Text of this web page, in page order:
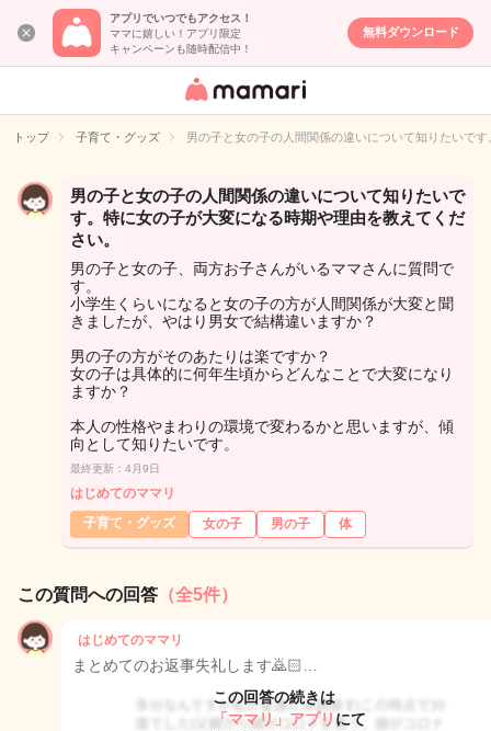
アプリでいつでもアクセス！
ママに嬉しい！アプリ限定
キャンペーンも随時配信中！
無料ダウンロード
女性専用匿名QA
イト
トップ 子育て・グッズ 男の子と女の子の人間関係の違いについて知りたいで
男の子と女の子の人間関係の違いについて知りたいで
す。特に女の子が大変になる時期や理由を教えてくだ
さい。
男の子と女の子、両方お子さんがいるママさんに質問で
す。
小学生くらいになると女の子の方が人間関係が大変と聞
きましたが、やはり男女で結構違いますか？
男の子の方がそのあたりは楽ですか？
女の子は具体的に何年生頃からどんなことで大変になり
ますか？
本人の性格やまわりの環境で変わるかと思いますが、傾
向として知りたいです。
最終更新：4月9日
はじめてのママリ
子育て・グッズ
女の子 男の子 体
この質問への回答 （全5件）
はじめてのママリ
まとめてのお返事失礼します🙇🏻…
この回答の続きは
「ママリ」アプリ にて